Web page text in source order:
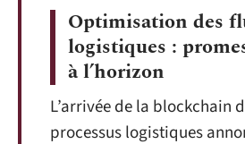
Optimisation des
logistiques :
à l’horizon
L’arrivée de la blockchain
processus logistiques